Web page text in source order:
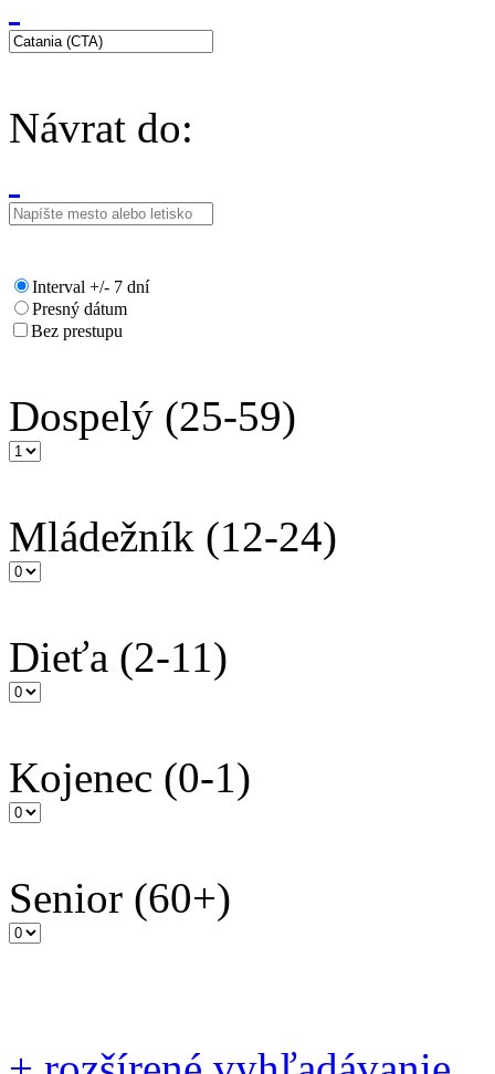
Návrat do:
Interval +/- 7 dní
Presný dátum
Bez prestupu
Dospelý (25-59)
Mládežník (12-24)
Dieťa (2-11)
Kojenec (0-1)
Senior (60+)